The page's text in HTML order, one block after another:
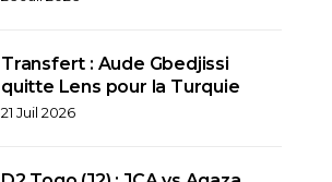
Transfert : Aude Gbedjissi
quitte Lens pour la Turquie
21 Juil 2026